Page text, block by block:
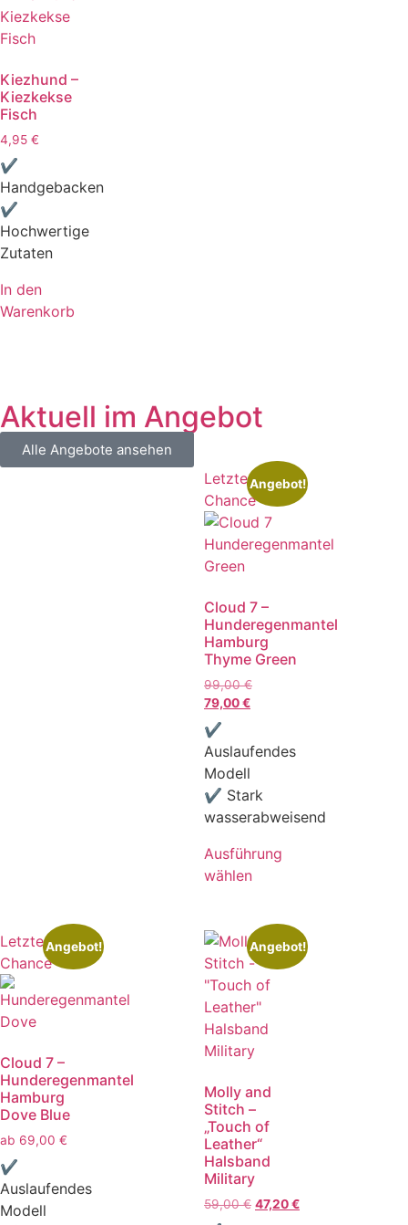
Kiezhund –
Kiezkekse
Fisch
4,95 €
✔
Handgebacken
✔
Hochwertige
Zutaten
In den
Warenkorb
Aktuell im Angebot
Alle Angebote ansehen
Letzte
Chance
Angebot!
Cloud 7 –
Hunderegenmantel
Hamburg
Thyme Green
99,00€
79,00€
✔
Auslaufendes
Modell
✔ Stark
wasserabweisend
Ausführung
wählen
Letzte
Chance
Angebot!
Cloud 7 –
Hunderegenmantel
Hamburg
Dove Blue
ab 69,00 €
✔
Auslaufendes
Modell
Angebot!
Molly and
Stitch –
„Touch of
Leather“
Halsband
Military
59,00€ 47,20€